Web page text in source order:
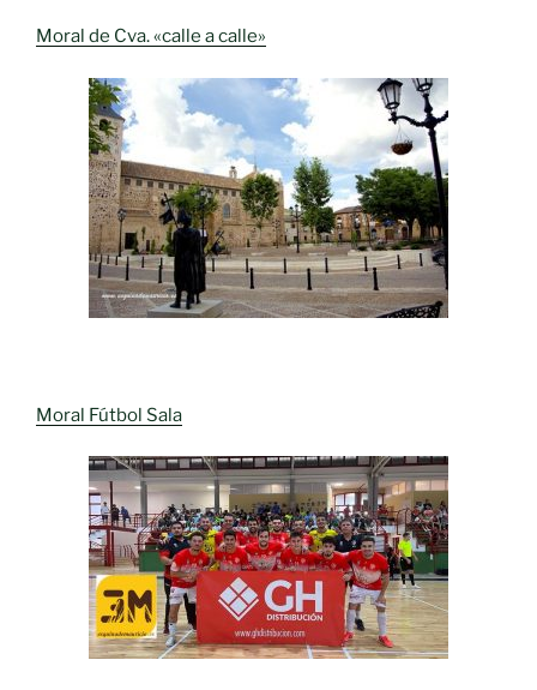
Moral de Cva. «calle a calle»
Moral Fútbol Sala